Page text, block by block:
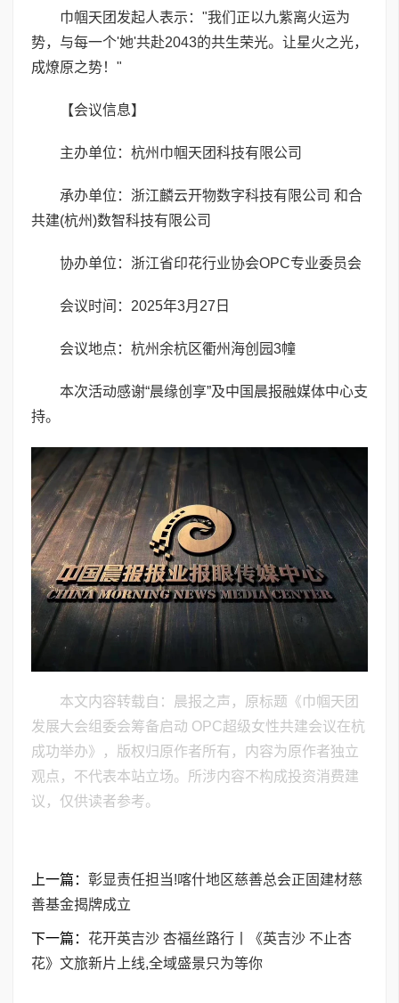
巾帼天团发起人表示："我们正以九紫离火运为
势，与每一个'她'共赴2043的共生荣光。让星火之光，
成燎原之势！"
【会议信息】
主办单位：杭州巾帼天团科技有限公司
承办单位：浙江麟云开物数字科技有限公司 和合
共建(杭州)数智科技有限公司
协办单位：浙江省印花行业协会OPC专业委员会
会议时间：2025年3月27日
会议地点：杭州余杭区衢州海创园3幢
本次活动感谢“晨缘创享”及中国晨报融媒体中心支
持。
本文内容转载自：晨报之声，原标题《巾帼天团
发展大会组委会筹备启动 OPC超级女性共建会议在杭
成功举办》，版权归原作者所有，内容为原作者独立
观点，不代表本站立场。所涉内容不构成投资消费建
议，仅供读者参考。
上一篇： 彰显责任担当!喀什地区慈善总会正固建材慈
善基金揭牌成立
下一篇： 花开英吉沙 杏福丝路行丨《英吉沙 不止杏
花》文旅新片上线,全域盛景只为等你